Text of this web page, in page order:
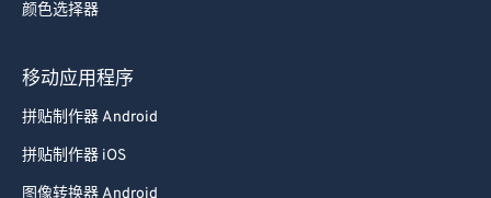
颜色选择器
移动应用程序
拼贴制作器 Android
拼贴制作器 iOS
图像转换器 Android